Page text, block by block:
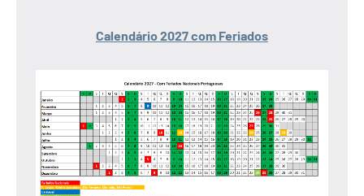
Calendário 2027 com Feriados